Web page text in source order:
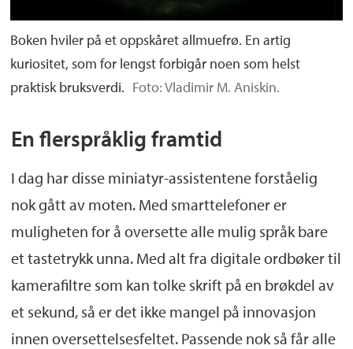
Boken hviler på et oppskåret allmuefrø. En artig
kuriositet, som for lengst forbigår noen som helst
praktisk bruksverdi. Foto: Vladimir M. Aniskin.
En flerspråklig framtid
I dag har disse miniatyr-assistentene forståelig
nok gått av moten. Med smarttelefoner er
muligheten for å oversette alle mulig språk bare
et tastetrykk unna. Med alt fra digitale ordbøker til
kamerafiltre som kan tolke skrift på en brøkdel av
et sekund, så er det ikke mangel på innovasjon
innen oversettelsesfeltet. Passende nok så får alle